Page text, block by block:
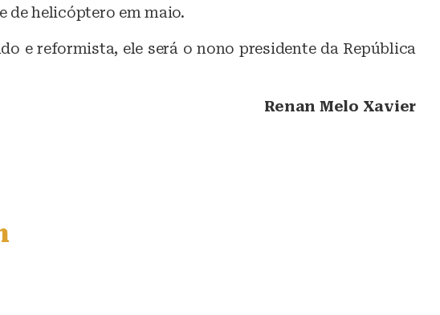
de helicóptero em maio.
e reformista, ele será o nono presidente da República
Renan Melo Xavier